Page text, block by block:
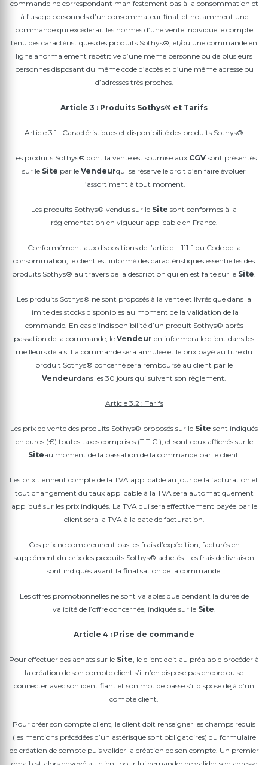
commande ne correspondant manifestement pas à la consommation et
à l’usage personnels d’un consommateur final, et notamment une
commande qui excèderait les normes d’une vente individuelle compte
tenu des caractéristiques des produits Sothys®, et/ou une commande en
ligne anormalement répétitive d’une même personne ou de plusieurs
personnes disposant du même code d’accès et d’une même adresse ou
d’adresses très proches.
Article 3 : Produits Sothys® et Tarifs
Article 3.1 : Caractéristiques et disponibilité des produits Sothys®
Les produits Sothys® dont la vente est soumise aux CGVsont présentés
sur le Site par le Vendeurqui se réserve le droit d’en faire évoluer
l’assortiment à tout moment.
Les produits Sothys® vendus sur le Site sont conformes à la
réglementation en vigueur applicable en France.
Conformément aux dispositions de l’article L 111-1 du Code de la
consommation, le client est informé des caractéristiques essentielles des
produits Sothys® au travers de la description qui en est faite sur le Site.
Les produits Sothys® ne sont proposés à la vente et livrés que dans la
limite des stocks disponibles au moment de la validation de la
commande. En cas d’indisponibilité d’un produit Sothys® après
passation de la commande, le Vendeur en informera le client dans les
meilleurs délais. La commande sera annulée et le prix payé au titre du
produit Sothys® concerné sera remboursé au client par le
Vendeurdans les 30 jours qui suivent son règlement.
Article 3.2 : Tarifs
Les prix de vente des produits Sothys® proposés sur le Site sont indiqués
en euros (€) toutes taxes comprises (T.T.C.), et sont ceux affichés sur le
Siteau moment de la passation de la commande par le client.
Les prix tiennent compte de la TVA applicable au jour de la facturation et
tout changement du taux applicable à la TVA sera automatiquement
appliqué sur les prix indiqués. La TVA qui sera effectivement payée par le
client sera la TVA à la date de facturation.
Ces prix ne comprennent pas les frais d’expédition, facturés en
supplément du prix des produits Sothys® achetés. Les frais de livraison
sont indiqués avant la finalisation de la commande.
Les offres promotionnelles ne sont valables que pendant la durée de
validité de l’offre concernée, indiquée sur le Site.
Article 4 : Prise de commande
Pour effectuer des achats sur le Site, le client doit au préalable procéder à
la création de son compte client s’il n’en dispose pas encore ou se
connecter avec son identifiant et son mot de passe s’il dispose déjà d’un
compte client.
Pour créer son compte client, le client doit renseigner les champs requis
(les mentions précédées d’un astérisque sont obligatoires) du formulaire
de création de compte puis valider la création de son compte. Un premier